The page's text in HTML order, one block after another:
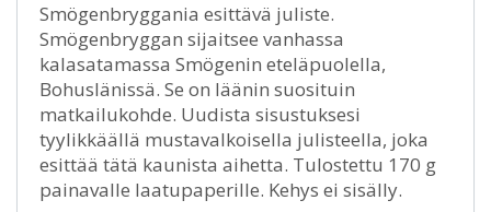
Smögenbryggania esittävä juliste.
Smögenbryggan sijaitsee vanhassa
kalasatamassa Smögenin eteläpuolella,
Bohuslänissä. Se on läänin suosituin
matkailukohde. Uudista sisustuksesi
tyylikkäällä mustavalkoisella julisteella, joka
esittää tätä kaunista aihetta. Tulostettu 170 g
painavalle laatupaperille. Kehys ei sisälly.